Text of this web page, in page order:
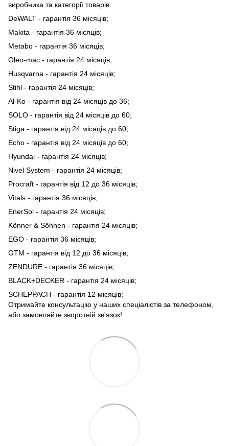
виробника та категорії товарів.
DeWALT - гарантія 36 місяців;
Makita - гарантія 36 місяців;
Metabo - гарантія 36 місяців;
Oleo-mac - гарантія 24 місяців;
Husqvarna - гарантія 24 місяців;
Stihl - гарантія 24 місяців;
Al-Ko - гарантія від 24 місяців до 36;
SOLO - гарантія від 24 місяців до 60;
Stiga - гарантія від 24 місяців до 60;
Echo - гарантія від 24 місяців до 60;
Hyundai - гарантія 24 місяців;
Nivel System - гарантія 24 місяців;
Procraft - гарантія від 12 до 36 місяців;
Vitals - гарантія 36 місяців;
EnerSol - гарантія 24 місяців;
Könner & Söhnen - гарантія 24 місяців;
EGO - гарантія 36 місяців;
GTM - гарантія від 12 до 36 місяців;
ZENDURE - гарантія 36 місяців;
BLACK+DECKER - гарантія 24 місяців;
SCHEPPACH - гарантія 12 місяців;
Отримайте консультацію у наших спеціалістів за телефоном,
або замовляйте зворотній зв'язок!